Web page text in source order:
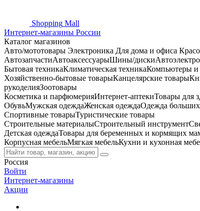
Shopping Mall
Интернет-магазины России
Каталог магазинов
Авто/мототовары Электроника Для дома и офиса
АвтозапчастиАвтоаксессуарыШины/диски
Бытовая техникаКлиматическая техникаКомпьютеры и
Хозяйственно-бытовые товарыКанцелярские товары
рукоделияЗоотовары
Косметика и парфюмерияИнтернет-аптекиТовары для
ОбувьМужская одеждаЖенская одеждаОдежда больших
Спортивные товарыТуристические товары
Строительные материалыСтроительный инструмент
Детская одеждаТовары для беременных и кормящих
Корпусная мебельМягкая мебельКухни и кухонная
Россия
Войти
Интернет-магазины
Акции